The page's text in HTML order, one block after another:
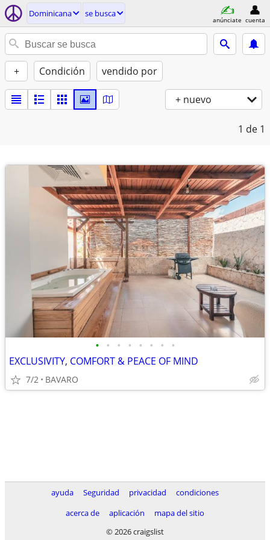
Dominicana se busca
anúnciate cuenta
+ Condición vendido por
+ nuevo
1 de 1
• • • • • • • •
EXCLUSIVITY, COMFORT & PEACE OF MIND
7/2 BAVARO
ayuda Seguridad privacidad
condiciones
acerca de
aplicación
mapa del sitio
© 2026 craigslist